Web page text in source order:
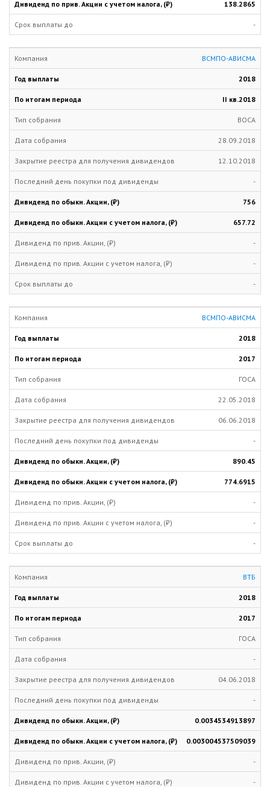
138.2865
-
ВСМПО-АВИСМА
2018
II кв.2018
ВОСА
28.09.2018
12.10.2018
-
756
657.72
-
-
-
ВСМПО-АВИСМА
2018
2017
ГОСА
22.05.2018
06.06.2018
-
890.45
774.6915
-
-
-
ВТБ
2018
2017
ГОСА
-
04.06.2018
-
0.0034534913897
0.003004537509039
-
-